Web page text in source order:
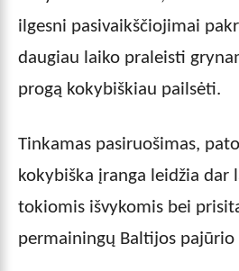
ilgesni pasivaikščiojimai
daugiau laiko praleisti
progą kokybiškiau pailsėti.
Tinkamas pasiruošimas,
kokybiška įranga leidžia dar
tokiomis išvykomis bei
permainingų Baltijos pajūrio